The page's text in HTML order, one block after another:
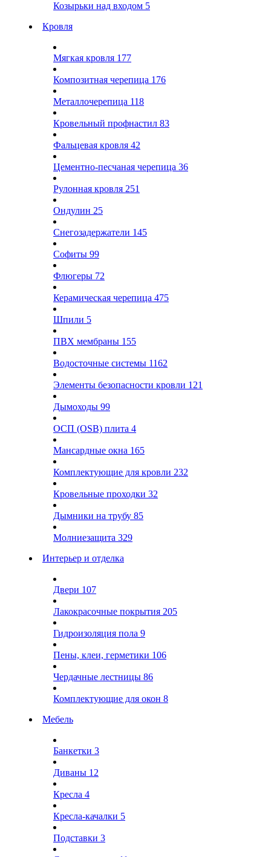
Козырьки над входом 5
Кровля
Мягкая кровля 177
Композитная черепица 176
Металлочерепица 118
Кровельный профнастил 83
Фальцевая кровля 42
Цементно-песчаная черепица 36
Рулонная кровля 251
Ондулин 25
Снегозадержатели 145
Софиты 99
Флюгеры 72
Керамическая черепица 475
Шпили 5
ПВХ мембраны 155
Водосточные системы 1162
Элементы безопасности кровли 121
Дымоходы 99
ОСП (OSB) плита 4
Мансардные окна 165
Комплектующие для кровли 232
Кровельные проходки 32
Дымники на трубу 85
Молниезащита 329
Интерьер и отделка
Двери 107
Лакокрасочные покрытия 205
Гидроизоляция пола 9
Пены, клеи, герметики 106
Чердачные лестницы 86
Комплектующие для окон 8
Мебель
Банкетки 3
Диваны 12
Кресла 4
Кресла-качалки 5
Подставки 3